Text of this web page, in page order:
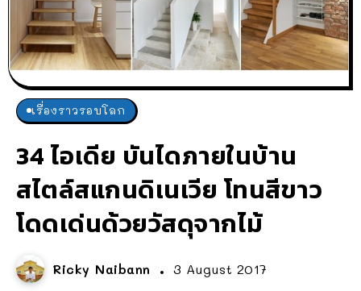
เรื่องราวรอบโลก
34 ไอเดีย บันไดภายในบ้าน
สไตล์สแกนดิเนเวีย โทนสีขาว
โดดเด่นด้วยวัสดุจากไม้
Ricky Naibann 3 August 2017